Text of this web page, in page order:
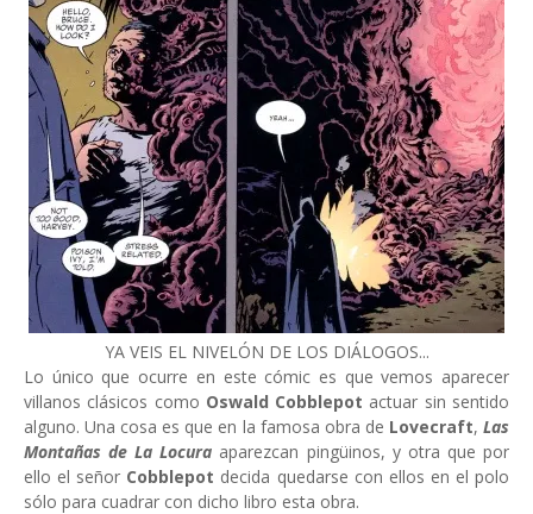
YA VEIS EL NIVELÓN DE LOS DIÁLOGOS...
Lo único que ocurre en este cómic es que vemos aparecer
villanos clásicos como Oswald Cobblepot actuar sin sentido
alguno. Una cosa es que en la famosa obra de Lovecraft,Las
Montañas de La Locura aparezcan pingüinos, y otra que por
ello el señor Cobblepot decida quedarse con ellos en el polo
sólo para cuadrar con dicho libro esta obra.